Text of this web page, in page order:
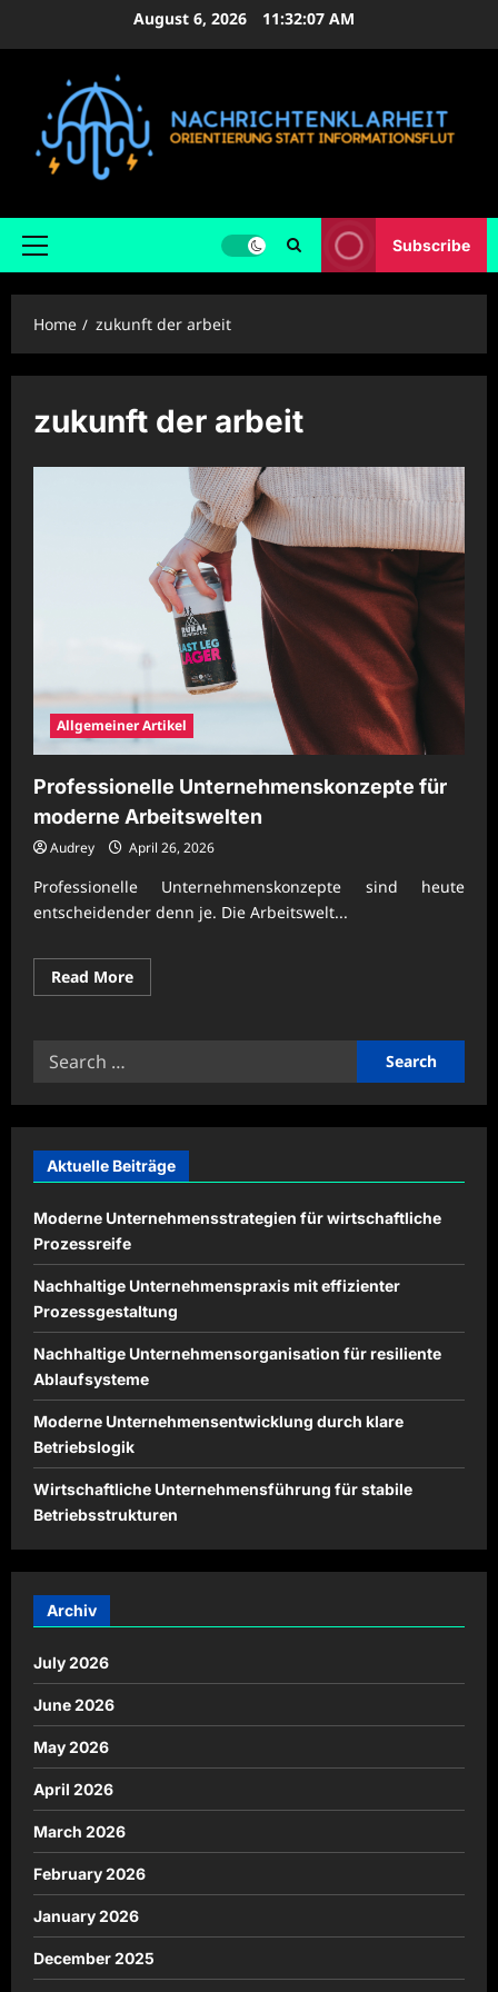
August 6, 2026 11:32:07 AM
Primary
Subscribe
Home zukunft der arbeit
zukunft der arbeit
Allgemeiner Artikel
Professionelle Unternehmenskonzepte für
moderne Arbeitswelten
Audrey April 26, 2026
Professionelle Unternehmenskonzepte sind heute
entscheidender denn je. Die Arbeitswelt...
Read MoreRead
more
Search
Aktuelle Beiträge
Moderne Unternehmensstrategien für wirtschaftliche
Prozessreife
Nachhaltige Unternehmenspraxis mit effizienter
Prozessgestaltung
Nachhaltige Unternehmensorganisation für resiliente
Ablaufsysteme
Moderne Unternehmensentwicklung durch klare
Betriebslogik
Wirtschaftliche Unternehmensführung für stabile
Betriebsstrukturen
Archiv
July 2026
June 2026
May 2026
April 2026
March 2026
February 2026
January 2026
December 2025